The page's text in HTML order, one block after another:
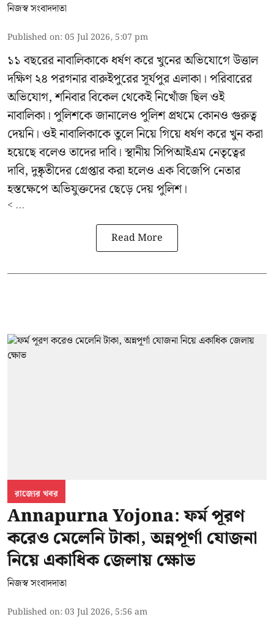
নিজস্ব সংবাদদাতা
Published on:05 Jul 2026, 5:07 pm
১১ বছরের নাবালিকাকে ধর্ষণ করে খুনের অভিযোগে উত্তাল
দক্ষিণ ২৪ পরগনার বারুইপুরের সূর্যপুর এলাকা। পরিবারের
অভিযোগ, শনিবার বিকেল থেকেই নিখোঁজ ছিল ওই
নাবালিকা। পুলিশকে জানালেও পুলিশ প্রথমে কোনও গুরুত্ব
দেয়নি। ওই নাবালিকাকে তুলে নিয়ে গিয়ে ধর্ষণ করে খুন করা
হয়েছে বলেও তাদের দাবি। স্থানীয় সিপিআইএম নেতৃত্বের
দাবি, দুষ্কৃতীদের গ্রেপ্তার করা হলেও এক বিজেপি নেতার
হস্তক্ষেপে অভিযুক্তদের ছেড়ে দেয় পুলিশ।
< ...
Read More
রাজ্যের খবর
Annapurna Yojona: ফর্ম পূরণ
করেও মেলেনি টাকা, অন্নপূর্ণা যোজনা
নিয়ে একাধিক জেলায় ক্ষোভ
নিজস্ব সংবাদদাতা
Published on:03 Jul 2026, 5:56 am